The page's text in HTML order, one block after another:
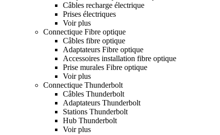
Câbles recharge électrique
Prises électriques
Voir plus
Connectique Fibre optique
Câbles fibre optique
Adaptateurs Fibre optique
Accessoires installation fibre optique
Prise murales Fibre optique
Voir plus
Connectique Thunderbolt
Câbles Thunderbolt
Adaptateurs Thunderbolt
Stations Thunderbolt
Hub Thunderbolt
Voir plus